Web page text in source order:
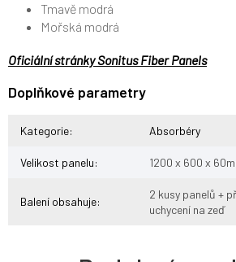
Tmavě modrá
Mořská modrá
Oficiální stránky Sonitus Fiber Panels
Doplňkové parametry
Kategorie: Absorbéry
Velikost panelu: 1200 x 600 x
Balení obsahuje:
2 kusy panelů +
uchycení na zeď